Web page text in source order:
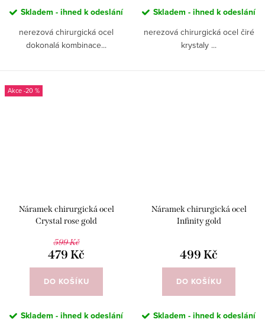
Skladem - ihned k odeslání
nerezová chirurgická ocel
dokonalá kombinace...
Skladem - ihned k odeslání
nerezová chirurgická ocel čiré
krystaly ...
-20 %
Náramek chirurgická ocel
Crystal rose gold
599 Kč
479 Kč
DO KOŠÍKU
Skladem - ihned k odeslání
Náramek chirurgická ocel
Infinity gold
499 Kč
DO KOŠÍKU
Skladem - ihned k odeslání